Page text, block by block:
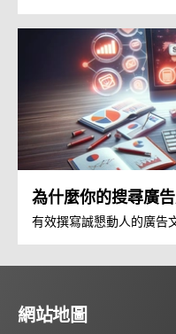
為什麼你的搜尋廣
有效撰寫誠懇動人的廣告
網站地圖